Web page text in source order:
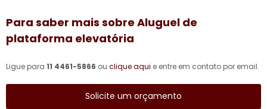
Para saber mais sobre Aluguel de
plataforma elevatória
Ligue para 11 4461-5866 ou clique aqui e entre em contato por email.
Solicite um orçamento